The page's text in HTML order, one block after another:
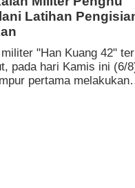
Latihan
militer "Han Kuang 42"
pada hari Kamis ini (6/
pertama melakukan
Pasokan tahap